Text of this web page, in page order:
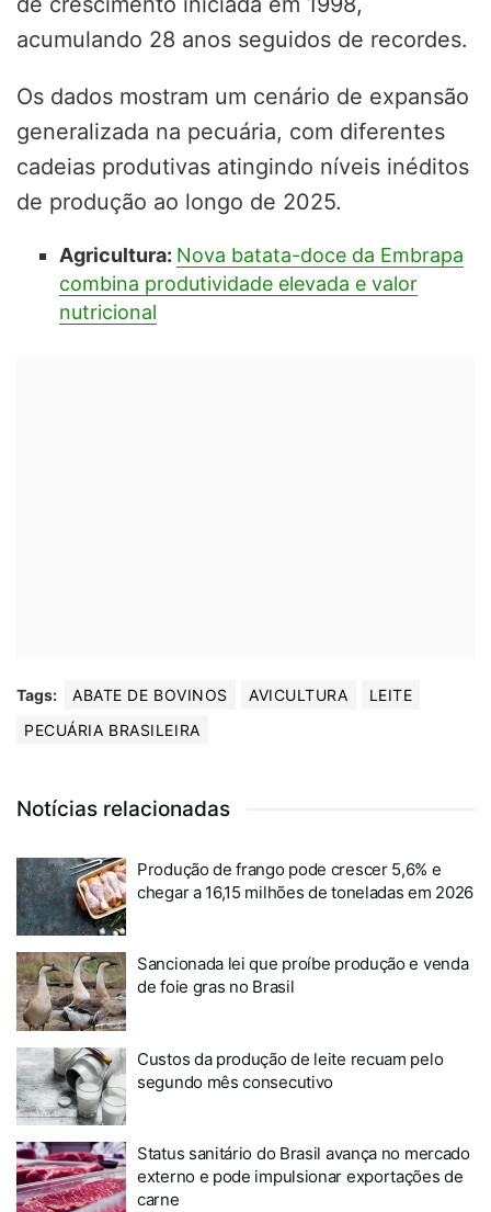
acumulando 28 anos seguidos de recordes.
Os dados mostram um cenário de expansão
generalizada na pecuária, com diferentes
cadeias produtivas atingindo níveis inéditos
de produção ao longo de 2025.
Agricultura: Nova batata-doce da Embrapa
combina produtividade elevada e valor
nutricional
Tags: ABATE DE BOVINOS AVICULTURA
LEITE
PECUÁRIA BRASILEIRA
Notícias relacionadas
Produção de frango pode crescer 5,6% e
chegar a 16,15 milhões de toneladas em 2026
Sancionada lei que proíbe produção e venda
de foie gras no Brasil
Custos da produção de leite recuam pelo
segundo mês consecutivo
Status sanitário do Brasil avança no mercado
externo e pode impulsionar exportações de
carne